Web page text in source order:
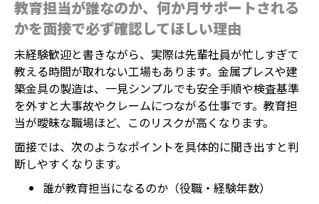
教育担当が誰なのか、何か月サポートされる
かを面接で必ず確認してほしい理由
未経験歓迎と書きながら、実際は先輩社員が忙しすぎて
教える時間が取れない工場もあります。金属プレスや建
築金具の製造は、一見シンプルでも安全手順や検査基準
を外すと大事故やクレームにつながる仕事です。教育担
当が曖昧な職場ほど、このリスクが高くなります。
面接では、次のようなポイントを具体的に聞き出すと判
断しやすくなります。
誰が教育担当になるのか（役職・経験年数）